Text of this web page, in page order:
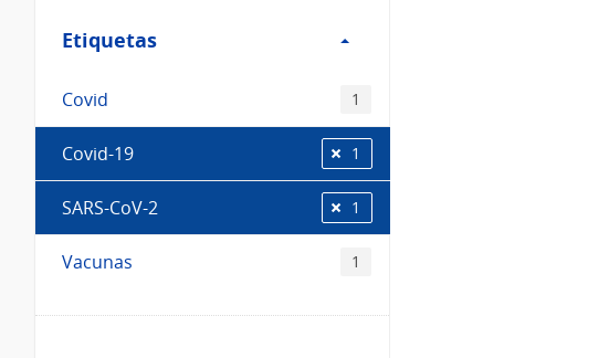
Etiquetas
Etiquetas
Covid 1
Covid-19 1
SARS-CoV-2 1
Vacunas 1